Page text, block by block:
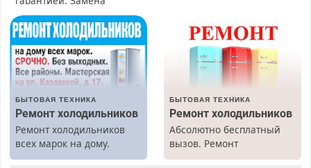
резины. Качественно.
Недорого. Без выходных.
Все районы. Скидка.
Вызов бесплатный.
Прием по ТК РФ. График
работы любой.
Бесплатное проживание.
З/п – до 96000 рублей до
Ежемесячно
выплачивается денежная
премия. Возможно
бесплатное обучение,
получение документов,
БЫТОВАЯ ТЕХНИКА
Ремонт холодильников
Ремонт холодильников
всех марок на дому.
БЫТОВАЯ ТЕХНИКА
Ремонт холодильников
Абсолютно бесплатный
вызов. Ремонт
холодильников всех